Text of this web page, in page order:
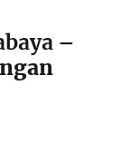
–